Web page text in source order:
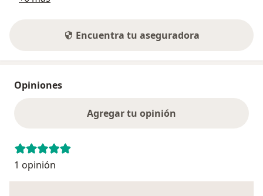
Encuentra tu aseguradora
Opiniones
Agregar tu opinión
1 opinión